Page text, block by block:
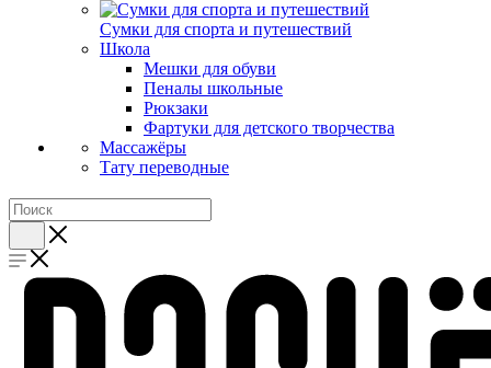
Сумки для спорта и путешествий
Школа
Мешки для обуви
Пеналы школьные
Рюкзаки
Фартуки для детского творчества
Массажёры
Тату переводные